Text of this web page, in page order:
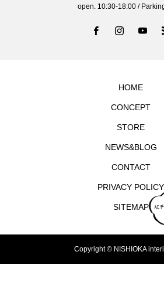
open. 10:30-18:00 /
HOME
CONCEPT
STORE
NEWS&BLOG
CONTACT
PRIVACY POLICY
SITEMAP
Copyright © NISHIOKA